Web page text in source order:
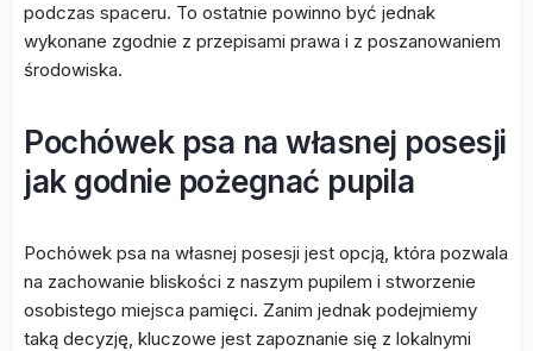
podczas spaceru. To ostatnie powinno być jednak
wykonane zgodnie z przepisami prawa i z poszanowaniem
środowiska.
Pochówek psa na własnej posesji
jak godnie pożegnać pupila
Pochówek psa na własnej posesji jest opcją, która pozwala
na zachowanie bliskości z naszym pupilem i stworzenie
osobistego miejsca pamięci. Zanim jednak podejmiemy
taką decyzję, kluczowe jest zapoznanie się z lokalnymi